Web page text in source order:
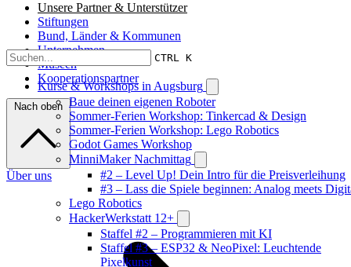
CTRL K
Kurse & Workshops in Augsburg
Baue deinen eigenen Roboter
Sommer-Ferien Workshop: Tinkercad & Design
Sommer-Ferien Workshop: Lego Robotics
Godot Games Workshop
MinniMaker Nachmittag
#2 – Level Up! Dein Intro für die Preisverleihung
#3 – Lass die Spiele beginnen: Analog meets
Lego Robotics
HackerWerkstatt 12+
Staffel #2 – Programmieren mit KI
Staffel #3 – ESP32 & NeoPixel: Leuchtende
Pixelkunst
Unsere Partner & Unterstützer
Stiftungen
Bund, Länder & Kommunen
Unternehmen
Museen
Kooperationspartner
Nach oben
Über uns